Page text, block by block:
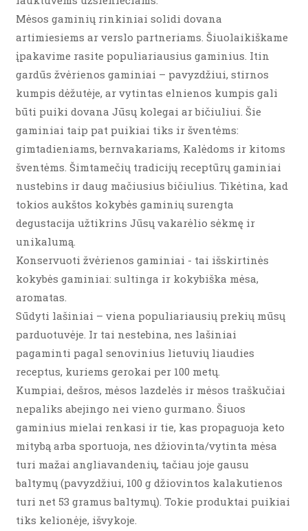
Mėsos gaminių rinkiniai solidi dovana
artimiesiems ar verslo partneriams. Šiuolaikiškame
įpakavime rasite populiariausius gaminius. Itin
gardūs žvėrienos gaminiai – pavyzdžiui, stirnos
kumpis dėžutėje, ar vytintas elnienos kumpis gali
būti puiki dovana Jūsų kolegai ar bičiuliui. Šie
gaminiai taip pat puikiai tiks ir šventėms:
gimtadieniams, bernvakariams, Kalėdoms ir kitoms
šventėms. Šimtamečių tradicijų receptūrų gaminiai
nustebins ir daug mačiusius bičiulius. Tikėtina, kad
tokios aukštos kokybės gaminių surengta
degustacija užtikrins Jūsų vakarėlio sėkmę ir
unikalumą.
Konservuoti žvėrienos gaminiai - tai išskirtinės
kokybės gaminiai: sultinga ir kokybiška mėsa,
aromatas.
Sūdyti lašiniai – viena populiariausių prekių mūsų
parduotuvėje. Ir tai nestebina, nes lašiniai
pagaminti pagal senovinius lietuvių liaudies
receptus, kuriems gerokai per 100 metų.
Kumpiai, dešros, mėsos lazdelės ir mėsos traškučiai
nepaliks abejingo nei vieno gurmano. Šiuos
gaminius mielai renkasi ir tie, kas propaguoja keto
mitybą arba sportuoja, nes džiovinta/vytinta mėsa
turi mažai angliavandenių, tačiau joje gausu
baltymų (pavyzdžiui, 100 g džiovintos kalakutienos
turi net 53 gramus baltymų). Tokie produktai puikiai
tiks kelionėje, išvykoje.